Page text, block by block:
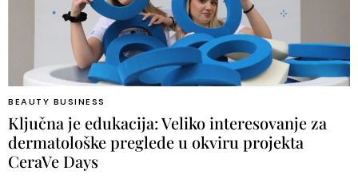
BEAUTY BUSINESS
Ključna je edukacija: Veliko interesovanje za
dermatološke preglede u okviru projekta
CeraVe Days